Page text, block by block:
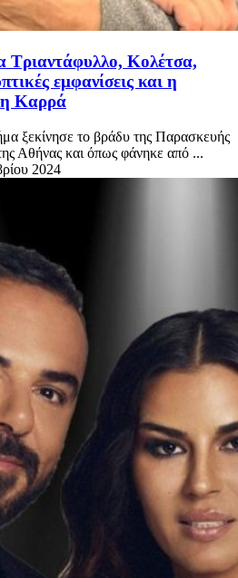
Τριαντάφυλλο, Κολέτσα,
εμφανίσεις και η
Καρρά
ξεκίνησε το βράδυ της Παρασκευής
Αθήνας και όπως φάνηκε από ...
2024